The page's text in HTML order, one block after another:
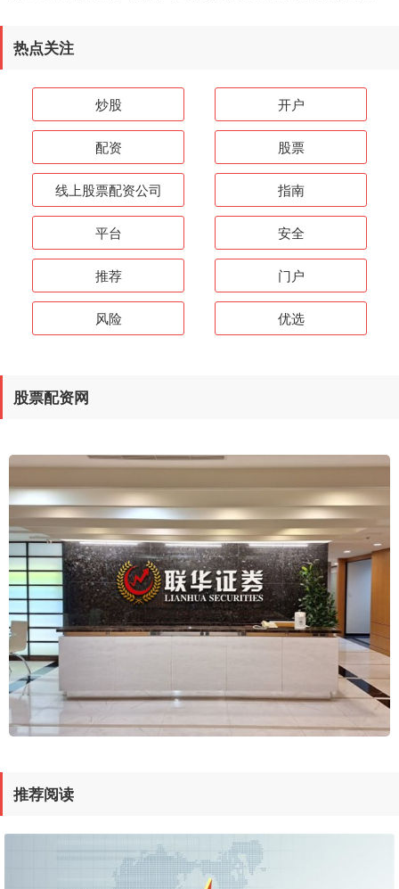
热点关注
炒股 开户
配资 股票
线上股票配资公司 指南
平台 安全
推荐 门户
风险 优选
股票配资网
推荐阅读